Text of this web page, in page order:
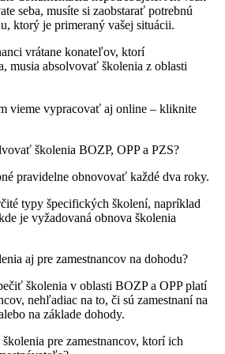
seba, musíte si zaobstarať potrebnú
ktorý je primeraný vašej situácii.
vrátane konateľov, ktorí
musia absolvovať školenia z oblasti
vieme vypracovať aj online – kliknite
školenia BOZP, OPP a PZS?
pravidelne obnovovať každé dva roky.
typy špecifických školení, napríklad
je vyžadovaná obnova školenia
aj pre zamestnancov na dohodu?
školenia v oblasti BOZP a OPP platí
nehľadiac na to, či sú zamestnaní na
na základe dohody.
pre zamestnancov, ktorí ich